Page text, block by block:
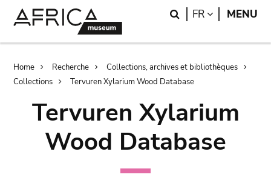
Search
FR LANGUAGE
MENU
Breadcrumb
Home Recherche
Collections, archives et bibliothèques
Collections
Tervuren Xylarium Wood Database
Tervuren Xylarium
Wood Database